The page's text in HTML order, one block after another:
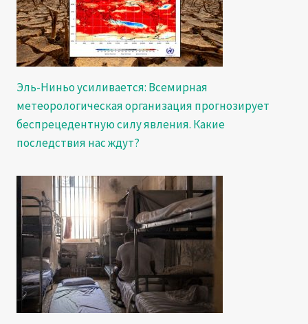
Эль-Ниньо усиливается: Всемирная
метеорологическая организация прогнозирует
беспрецедентную силу явления. Какие
последствия нас ждут?